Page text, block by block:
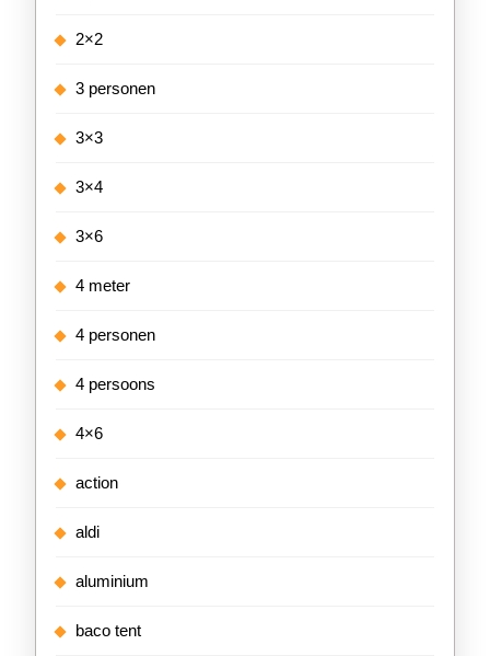
2×2
3 personen
3×3
3×4
3×6
4 meter
4 personen
4 persoons
4×6
action
aldi
aluminium
baco tent